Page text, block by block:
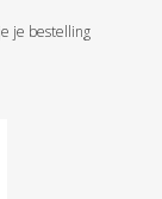
je bestelling